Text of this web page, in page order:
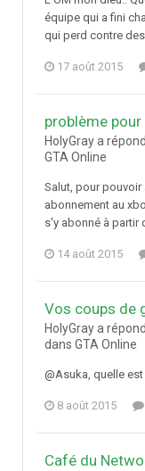
équipe qui a fini
qui perd contre
17 août 2015
problème
HolyGray a
GTA Online
Salut, pour pouvoir
abonnement au
s'y abonné à partir
14 août 2015
Vos coups de
HolyGray a
dans GTA Online
@Asuka, quelle
8 août 2015
Café du